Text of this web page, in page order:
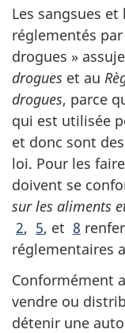
Les sangsues
réglementés
drogues »
drogues et au
drogues, parce
qui est utilisée
et donc sont
loi. Pour les
doivent se
sur les aliments
2, 5, et 8
réglementaires
Conformément
vendre ou
détenir une